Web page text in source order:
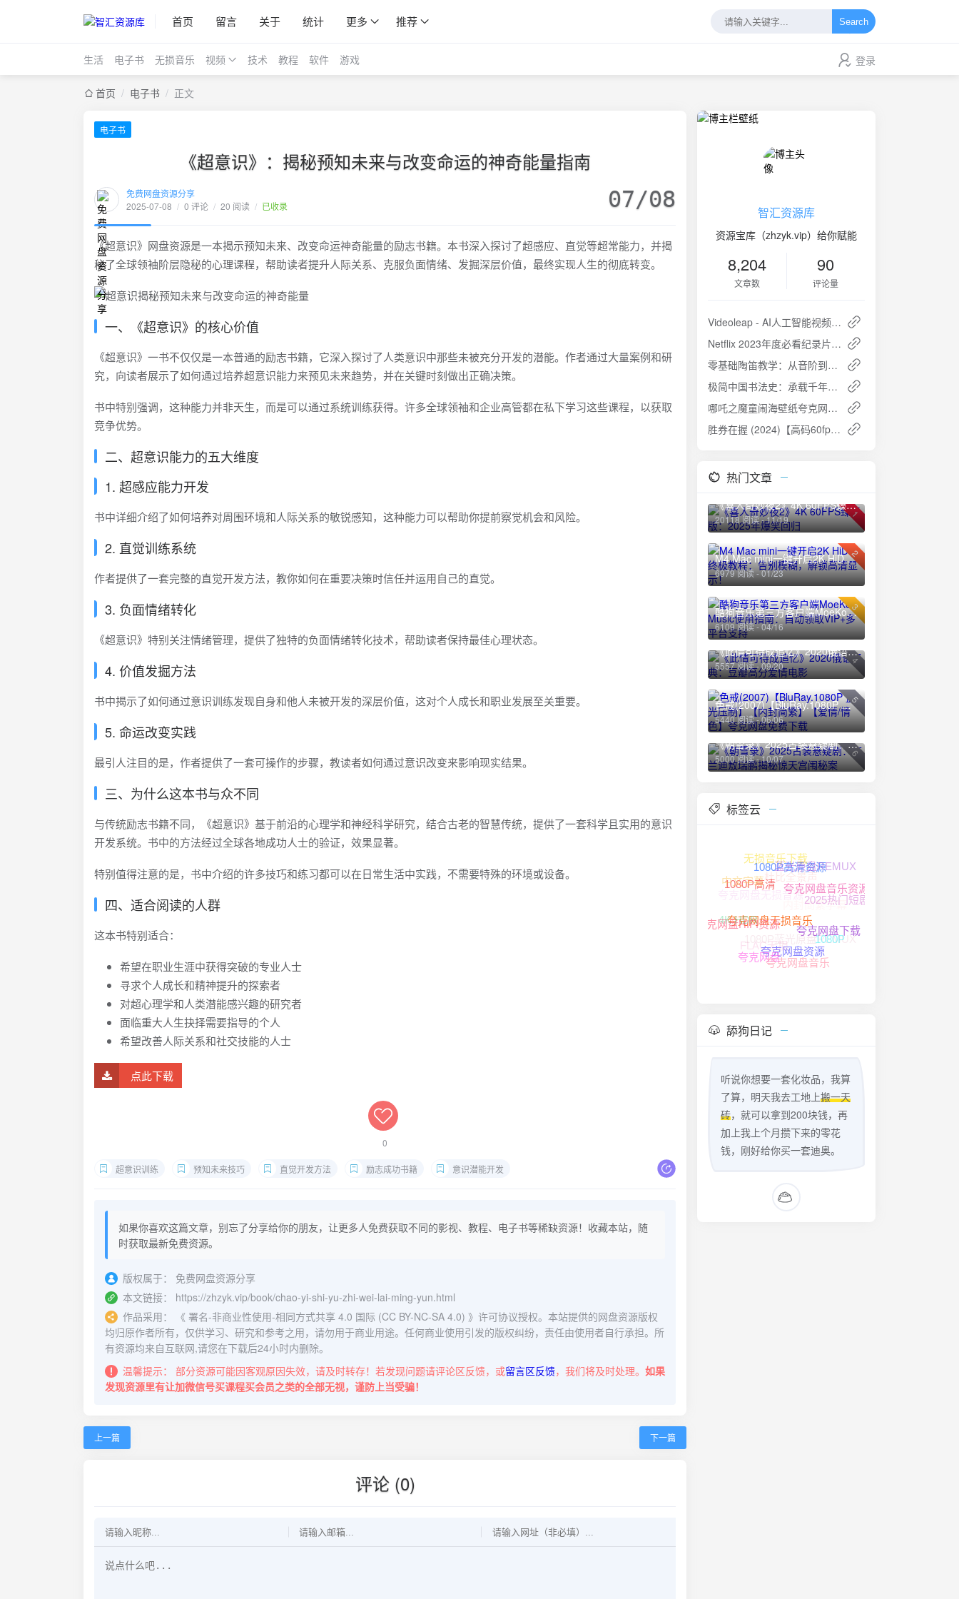
首页 留言 关于 统计 更多 推荐 Search
生活 电子书 无损音乐 视频 技术 教程 软件 游戏 登录
首页 / 电子书 / 正文
电子书
《超意识》：揭秘预知未来与改变命运的神奇能量指南
免费网盘资源分享
2025-07-08 / 0 评论 / 20 阅读 / 已收录 07/08
《超意识》网盘资源是一本揭示预知未来、改变命运神奇能量的励志书籍。本书深入探讨了超感应、直觉等超常能力，并揭
秘了全球领袖阶层隐秘的心理课程，帮助读者提升人际关系、克服负面情绪、发掘深层价值，最终实现人生的彻底转变。
一、《超意识》的核心价值
《超意识》一书不仅仅是一本普通的励志书籍，它深入探讨了人类意识中那些未被充分开发的潜能。作者通过大量案例和研
究，向读者展示了如何通过培养超意识能力来预见未来趋势，并在关键时刻做出正确决策。
书中特别强调，这种能力并非天生，而是可以通过系统训练获得。许多全球领袖和企业高管都在私下学习这些课程，以获取
竞争优势。
二、超意识能力的五大维度
1. 超感应能力开发
书中详细介绍了如何培养对周围环境和人际关系的敏锐感知，这种能力可以帮助你提前察觉机会和风险。
2. 直觉训练系统
作者提供了一套完整的直觉开发方法，教你如何在重要决策时信任并运用自己的直觉。
3. 负面情绪转化
《超意识》特别关注情绪管理，提供了独特的负面情绪转化技术，帮助读者保持最佳心理状态。
4. 价值发掘方法
书中揭示了如何通过意识训练发现自身和他人未被开发的深层价值，这对个人成长和职业发展至关重要。
5. 命运改变实践
最引人注目的是，作者提供了一套可操作的步骤，教读者如何通过意识改变来影响现实结果。
三、为什么这本书与众不同
与传统励志书籍不同，《超意识》基于前沿的心理学和神经科学研究，结合古老的智慧传统，提供了一套科学且实用的意识
开发系统。书中的方法经过全球各地成功人士的验证，效果显著。
特别值得注意的是，书中介绍的许多技巧和练习都可以在日常生活中实践，不需要特殊的环境或设备。
四、适合阅读的人群
这本书特别适合：
希望在职业生涯中获得突破的专业人士
寻求个人成长和精神提升的探索者
对超心理学和人类潜能感兴趣的研究者
面临重大人生抉择需要指导的个人
希望改善人际关系和社交技能的人士
点此下载
0
超意识训练 预知未来技巧 直觉开发方法 励志成功书籍 意识潜能开发
如果你喜欢这篇文章，别忘了分享给你的朋友，让更多人免费获取不同的影视、教程、电子书等稀缺资源！收藏本站，随
时获取最新免费资源。
版权属于：
免费网盘资源分享
本文链接：
https://zhzyk.vip/book/chao-yi-shi-yu-zhi-wei-lai-ming-yun.html
作品采用：
《 署名-非商业性使用-相同方式共享 4.0 国际 (CC BY-NC-SA 4.0) 》许可协议授权。本站提供的网盘资源版权
均归原作者所有，仅供学习、研究和参考之用，请勿用于商业用途。任何商业使用引发的版权纠纷，责任由使用者自行承担。所
有资源均来自互联网,请您在下载后24小时内删除。
温馨提示：
部分资源可能因客观原因失效，请及时转存！若发现问题请评论区反馈，或留言区反馈，我们将及时处理。 如果
发现资源里有让加微信号买课程买会员之类的全部无视，谨防上当受骗！
上一篇 下一篇
评论 (0)
智汇资源库
资源宝库（zhzyk.vip）给你赋能
8,204
文章数
90
评论量
Videoleap - AI人工智能视频编辑器 v1.33.0：专业视频编辑利器
Netflix 2023年度必看纪录片合集：100部高清资源一键收藏（附中英字幕）🎬
零基础陶笛教学：从音阶到名曲的完整入门指南
极简中国书法史：承载千年文化艺术的独特魅力 [PDF]
哪吒之魔童闹海壁纸夸克网盘免费下载
胜券在握 (2024)【高码60fps】夸克网盘免费下载
热门文章
1
《喜人奇妙夜2》4K 60FPS臻彩版：2025年爆笑回归
20118 阅读 - 11/19
2
M4 Mac mini一键开启2K HiDPI终极教程：告别模糊，解锁高清显示！
6979 阅读 - 01/23
3
酷狗音乐第三方客户端MoeKoe Music使用指南：自动领取VIP+多平台支持
6109 阅读 - 04/16
4
《此情可待成追忆》2020俄语经典：豆瓣高分爱情电影
5557 阅读 - 09/20
5
色戒(2007)【BluRay.1080P 蓝光压制】【内封简繁】【爱情/情色】夸克网盘免费下载
5440 阅读 - 06/06
6
《朝雪录》2025古装悬疑剧：李兰迪敖瑞鹏揭秘惊天宫闱秘案
5000 阅读 - 10/07
标签云
夸克网盘无损音乐
夸克网盘资源
夸克网盘下载
夸克网盘音乐资源
1080P高清资源
夸克网盘HIFI资源
夸克网盘夸克网盘音乐
1080P
2025热门短剧
蓝光原盘REMUX
无损音乐下载
中文字幕
4K HDR
FLAC无损
1080P蓝光原盘REMUX
内封简繁字幕
杜比全景声
夸克网盘无损音源
舔狗日记
听说你想要一套化妆品，我算
了算，明天我去工地上搬一天
砖，就可以拿到200块钱，再
加上我上个月攒下来的零花
钱，刚好给你买一套迪奥。